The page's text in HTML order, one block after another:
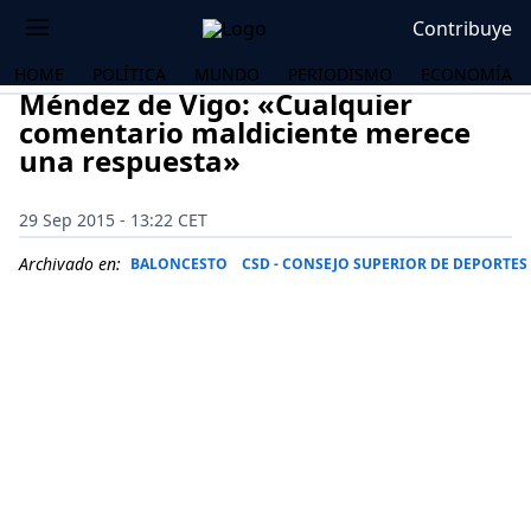
Contribuye
HOME POLÍTICA MUNDO PERIODISMO ECONOMÍA
Méndez de Vigo: «Cualquier
comentario maldiciente merece
una respuesta»
29 Sep 2015 - 13:22 CET
Archivado en: BALONCESTO CSD - CONSEJO SUPERIOR DE DEPORTES